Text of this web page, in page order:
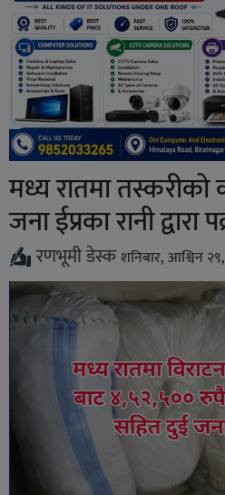
मध्य रातमा
जना ईप्रका रानी द्वारा
रणभूमी डेस्कशनिबार, आश्विन